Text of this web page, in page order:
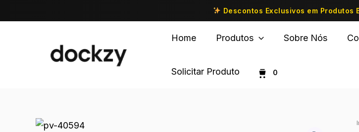
Descontos Exclusivos em Produtos
Home Produtos Sobre Nós
Solicitar Produto 0